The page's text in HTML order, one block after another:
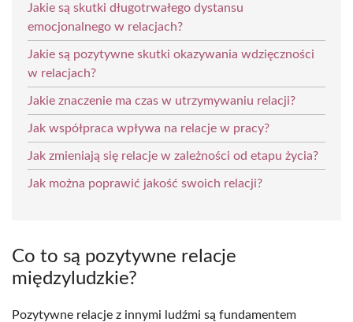
Jakie są skutki długotrwałego dystansu
emocjonalnego w relacjach?
Jakie są pozytywne skutki okazywania wdzięczności
w relacjach?
Jakie znaczenie ma czas w utrzymywaniu relacji?
Jak współpraca wpływa na relacje w pracy?
Jak zmieniają się relacje w zależności od etapu życia?
Jak można poprawić jakość swoich relacji?
Co to są pozytywne relacje
międzyludzkie?
Pozytywne relacje z innymi ludźmi są fundamentem